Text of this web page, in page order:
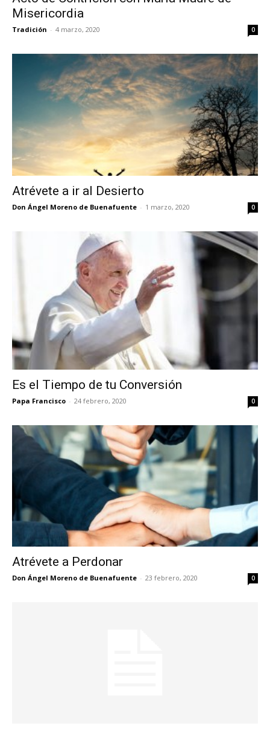
Misericordia
Tradición - 4 marzo, 2020 0
Atrévete a ir al Desierto
Don Ángel Moreno de Buenafuente - 1 marzo, 2020 0
Es el Tiempo de tu Conversión
Papa Francisco - 24 febrero, 2020 0
Atrévete a Perdonar
Don Ángel Moreno de Buenafuente - 23 febrero, 2020 0